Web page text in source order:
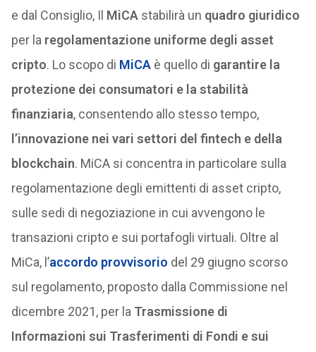
e dal Consiglio, Il MiCAstabilirà un quadro giuridico
per la regolamentazione uniforme degli asset
cripto. Lo scopo di MiCAè quello di garantire la
protezione dei consumatori e la stabilità
finanziaria, consentendo allo stesso tempo,
l’innovazione nei vari settori del fintech e della
blockchain. MiCA si concentra in particolare sulla
regolamentazione degli emittenti di asset cripto,
sulle sedi di negoziazione in cui avvengono le
transazioni cripto e sui portafogli virtuali. Oltre al
MiCa, l’accordo provvisorio del 29 giugno scorso
sul regolamento, proposto dalla Commissione nel
dicembre 2021, per la Trasmissione di
Informazioni sui Trasferimenti di Fondi e sui